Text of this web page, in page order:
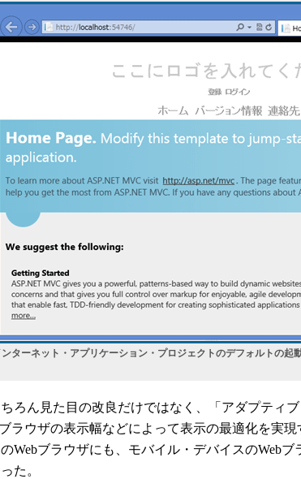
ンターネット・アプリケーション・プロジェクトのデフォルトの起
ろん見た目の改良だけではなく、「アダプティブ
ラウザの表示幅などによって表示の最適化を実
Webブラウザにも、モバイル・デバイスのWeb
た。